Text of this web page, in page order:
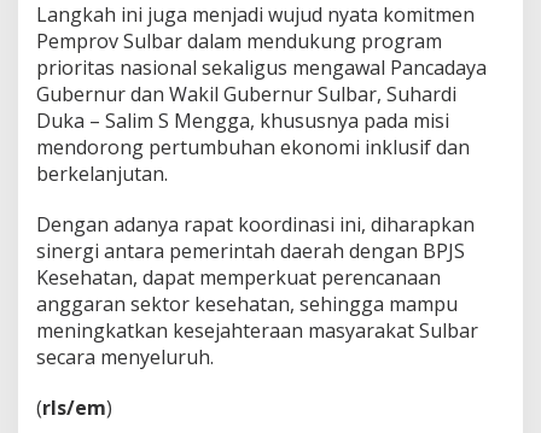
a
n
P
B
P
U
P
d
a
P
e
r
u
b
a
Langkah ini juga menjadi wujud nyata komitmen
Pemprov Sulbar dalam mendukung program
prioritas nasional sekaligus mengawal Pancadaya
Gubernur dan Wakil Gubernur Sulbar, Suhardi
Duka – Salim S Mengga, khususnya pada misi
mendorong pertumbuhan ekonomi inklusif dan
berkelanjutan.
Dengan adanya rapat koordinasi ini, diharapkan
sinergi antara pemerintah daerah dengan BPJS
Kesehatan, dapat memperkuat perencanaan
anggaran sektor kesehatan, sehingga mampu
meningkatkan kesejahteraan masyarakat Sulbar
secara menyeluruh.
(rls/em)